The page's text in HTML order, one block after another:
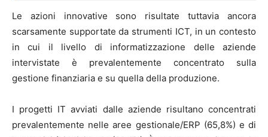
Le azioni innovative sono risultate tuttavia ancora
scarsamente supportate da strumenti ICT, in un contesto
in cui il livello di informatizzazione delle aziende
intervistate è prevalentemente concentrato sulla
gestione finanziaria e su quella della produzione.
I progetti IT avviati dalle aziende risultano concentrati
prevalentemente nelle aree gestionale/ERP (65,8%) e di